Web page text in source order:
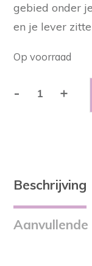
gebied onder
en je lever
Op voorraad
-
aantal
+
Beschrijving